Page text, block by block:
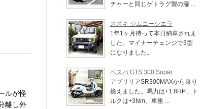
ルが怪
離し外
チャーと同じゲトラグ製の湿 ...
スズキ ジムニーシエラ
1年1ヶ月待って本日納車されま
した。マイナーチェンジで3型
になりました。
ベスパ GTS 300 Super
アプリリアSR300MAXから乗り
換えました。馬力は+1.8HP、ト
ルクは+3Nm、車重 ...